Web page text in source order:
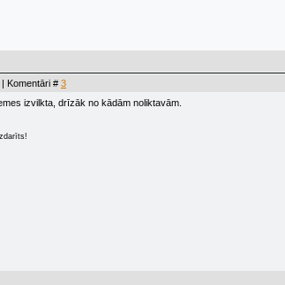
Komentāri # 3
izvilkta, drīzāk no kādām noliktavām.